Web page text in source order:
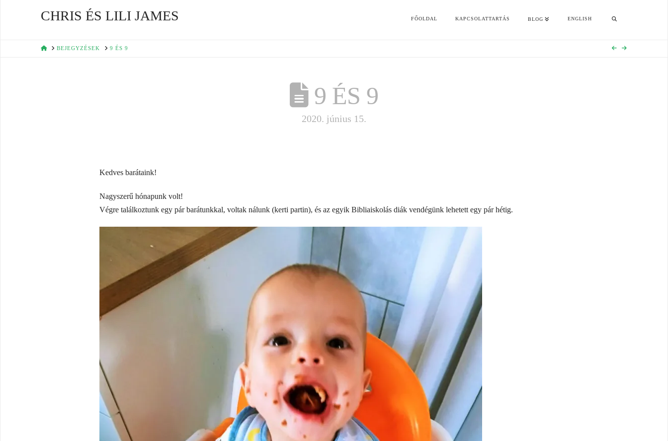
CHRIS ÉS LILI JAMES FŐOLDAL KAPCSOLATTARTÁS BLOG ENGLISH
HOMEBEJEGYZÉSEK 9 ÉS 9
9 ÉS 9
2020. június 15.
Kedves barátaink!
Nagyszerű hónapunk volt!
Végre találkoztunk egy pár barátunkkal, voltak nálunk (kerti partin), és az egyik Bibliaiskolás diák vendégünk lehetett egy pár hétig.